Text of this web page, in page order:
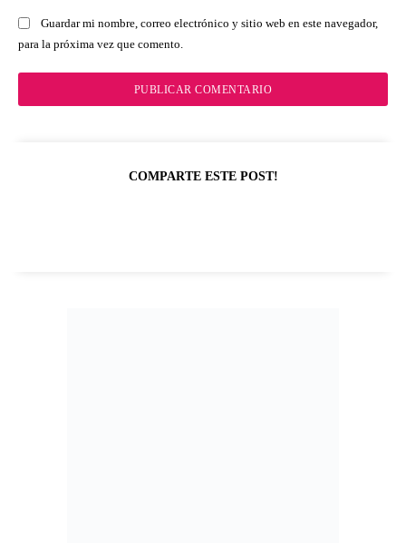
Guardar mi nombre, correo electrónico y sitio web en este navegador,
para la próxima vez que comento.
COMPARTE ESTE POST!